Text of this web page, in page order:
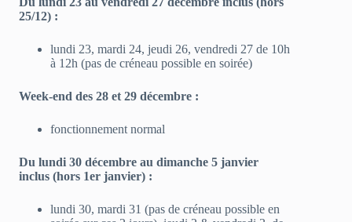
25/12) :
lundi 23, mardi 24, jeudi 26, vendredi 27 de 10h
à 12h (pas de créneau possible en soirée)
Week-end des 28 et 29 décembre :
fonctionnement normal
Du lundi 30 décembre au dimanche 5 janvier
inclus (hors 1er janvier) :
lundi 30, mardi 31 (pas de créneau possible en